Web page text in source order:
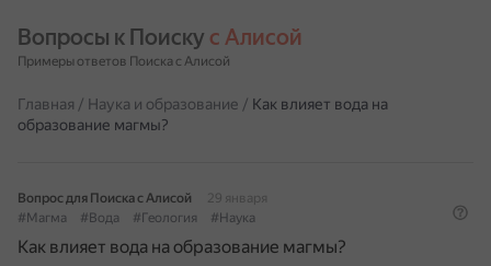
Вопросы к Поиску с Алисой
Примеры ответов Поиска с Алисой
Главная / Наука и образование / Как влияет вода на
образование магмы?
Вопрос для Поиска с Алисой
29 января
#Магма
#Вода #Геология #Наука
Как влияет вода на образование магмы?